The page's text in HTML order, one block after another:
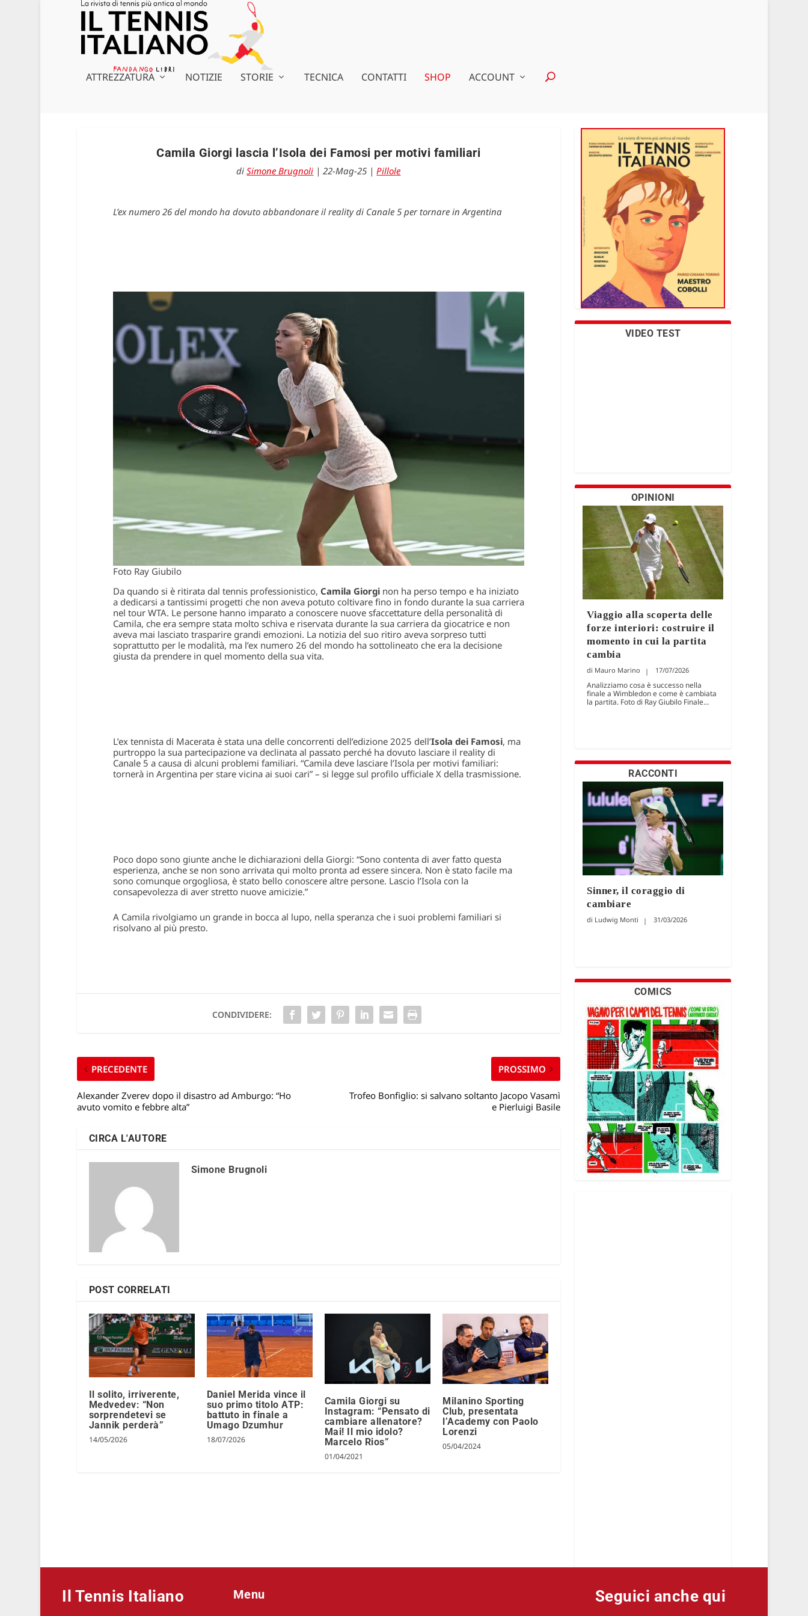
ATTREZZATURA NOTIZIE STORIE TECNICA CONTATTI SHOP ACCOUNT
Camila Giorgi lascia l’Isola dei Famosi per motivi familiari
diSimone Brugnoli |22-Mag-25 |Pillole
L’ex numero 26 del mondo ha dovuto abbandonare il reality di Canale 5 per tornare in Argentina
Foto Ray Giubilo
Da quando si è ritirata dal tennis professionistico, Camila Giorgi non ha perso tempo e ha iniziato
a dedicarsi a tantissimi progetti che non aveva potuto coltivare fino in fondo durante la sua carriera
nel tour WTA. Le persone hanno imparato a conoscere nuove sfaccettature della personalità di
Camila, che era sempre stata molto schiva e riservata durante la sua carriera da giocatrice e non
aveva mai lasciato trasparire grandi emozioni. La notizia del suo ritiro aveva sorpreso tutti
soprattutto per le modalità, ma l’ex numero 26 del mondo ha sottolineato che era la decisione
giusta da prendere in quel momento della sua vita.
L’ex tennista di Macerata è stata una delle concorrenti dell’edizione 2025 dell’Isola dei Famosi, ma
purtroppo la sua partecipazione va declinata al passato perché ha dovuto lasciare il reality di
Canale 5 a causa di alcuni problemi familiari. “Camila deve lasciare l’Isola per motivi familiari:
tornerà in Argentina per stare vicina ai suoi cari” – si legge sul profilo ufficiale X della trasmissione.
Poco dopo sono giunte anche le dichiarazioni della Giorgi: “Sono contenta di aver fatto questa
esperienza, anche se non sono arrivata qui molto pronta ad essere sincera. Non è stato facile ma
sono comunque orgogliosa, è stato bello conoscere altre persone. Lascio l’Isola con la
consapevolezza di aver stretto nuove amicizie.”
A Camila rivolgiamo un grande in bocca al lupo, nella speranza che i suoi problemi familiari si
risolvano al più presto.
CONDIVIDERE:
PRECEDENTE
Alexander Zverev dopo il disastro ad Amburgo: “Ho
avuto vomito e febbre alta”
PROSSIMO
Trofeo Bonfiglio: si salvano soltanto Jacopo Vasamì
e Pierluigi Basile
CIRCA L'AUTORE
Simone Brugnoli
POST CORRELATI
Il solito, irriverente,
Medvedev: “Non
sorprendetevi se
Jannik perderà”
14/05/2026
Daniel Merida vince il
suo primo titolo ATP:
battuto in finale a
Umago Dzumhur
18/07/2026
Camila Giorgi su
Instagram: “Pensato di
cambiare allenatore?
Mai! Il mio idolo?
Marcelo Rios”
01/04/2021
Milanino Sporting
Club, presentata
l’Academy con Paolo
Lorenzi
05/04/2024
VIDEO TEST
OPINIONI
Viaggio alla scoperta delle
forze interiori: costruire il
momento in cui la partita
cambia
Mauro Marino 17/07/2026
Analizziamo cosa è successo nella
finale a Wimbledon e come è cambiata
la partita. Foto di Ray Giubilo Finale...
RACCONTI
Sinner, il coraggio di
cambiare
Ludwig Monti 31/03/2026
COMICS
Il Tennis Italiano Menu Seguici anche qui